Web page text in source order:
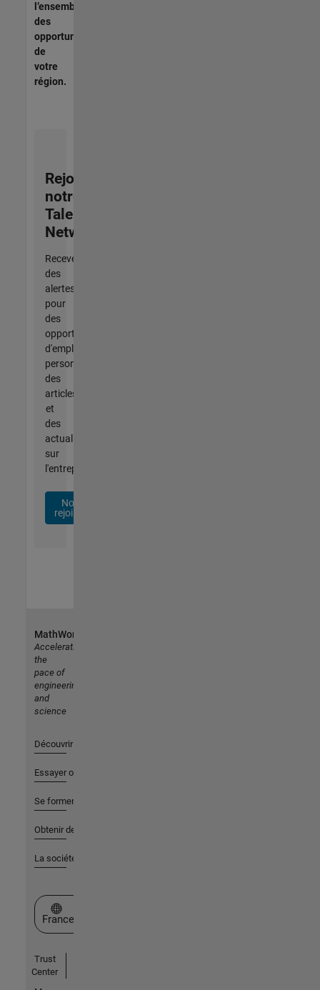
l’ensemble
des
opportunités
de
votre
région.
Rejoignez
notre
Talent
Network
Recevez
des
alertes
pour
des
opportunités
d'emploi
personnalisées,
des
articles
et
des
actualités
sur
l'entreprise.
Nous
rejoindre
MathWorks
Accelerating
the
pace of
engineering
and
science
Découvrir les produits
Essayer ou acheter
Se former
Obtenir de l'aide
La société
Sélectionner un site web
France
Trust
Center